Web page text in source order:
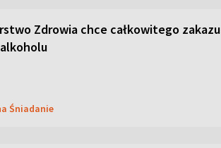
Zdrowia chce całkowitego zakazu
Śniadanie